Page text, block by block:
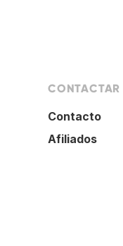
CONTACTAR
Contacto
Afiliados